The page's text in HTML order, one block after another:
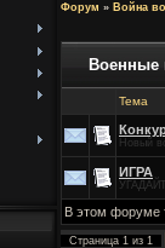
Форум » Война
Военные
Тема
Новый
ИГРА
В этом форуме
Страница 1 из 1